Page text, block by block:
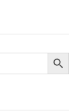
Botón de